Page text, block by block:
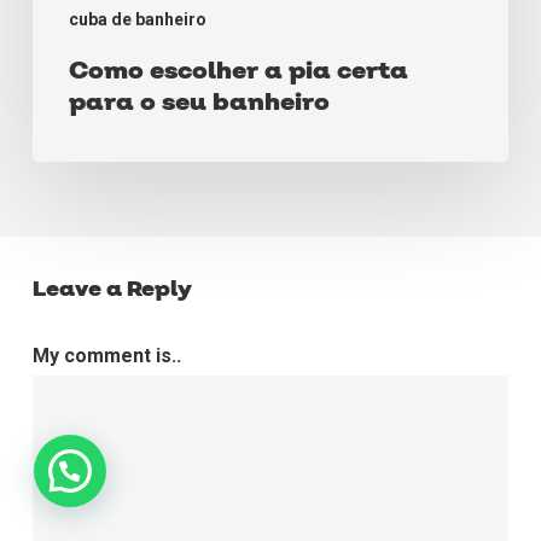
cuba de banheiro
Como escolher a pia certa
para o seu banheiro
Leave a Reply
My comment is..